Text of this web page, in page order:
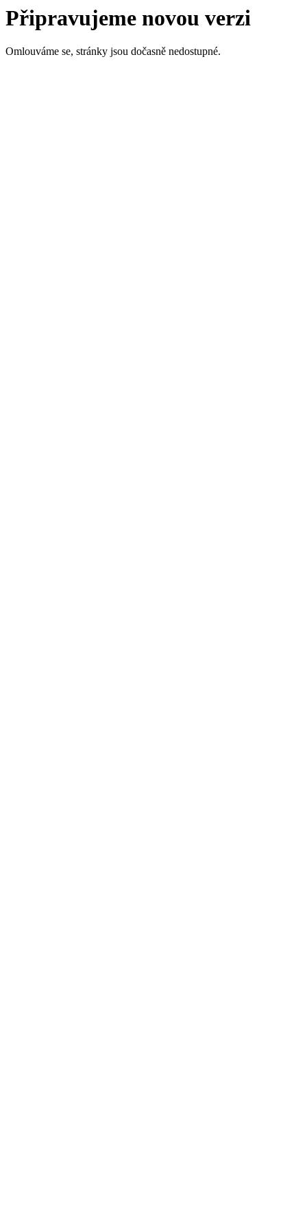
Připravujeme novou verzi
Omlouváme se, stránky jsou dočasně nedostupné.